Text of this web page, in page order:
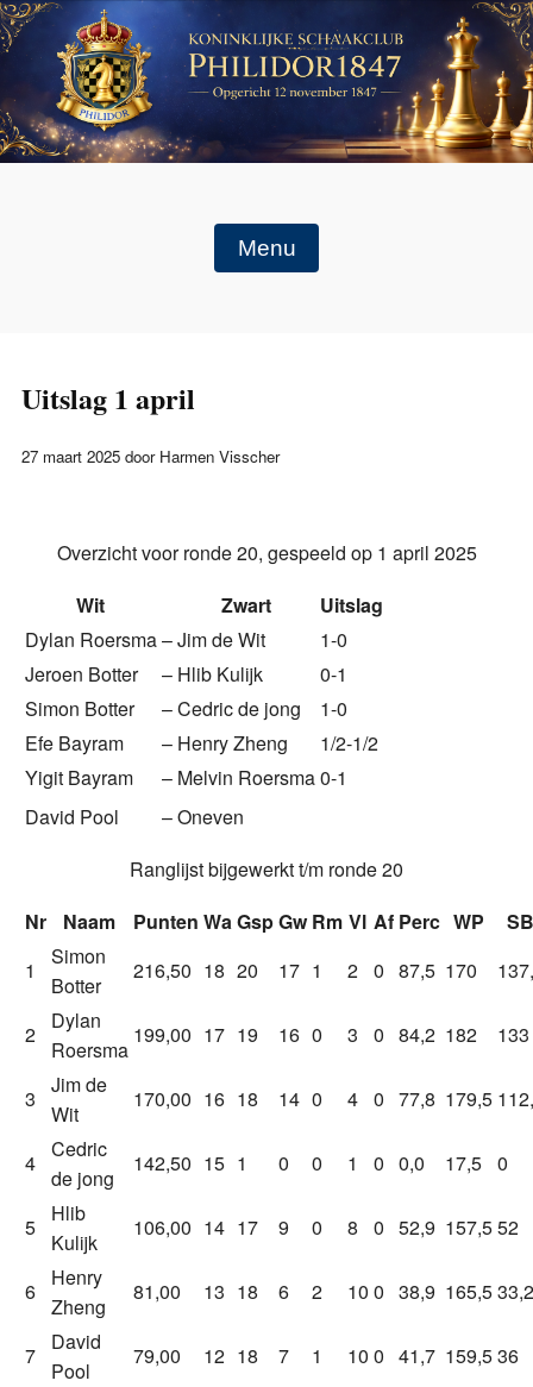
Menu
Uitslag 1 april
27 maart 2025 door Harmen Visscher
Overzicht voor ronde 20, gespeeld op 1 april 2025
Wit
Zwart
Uitslag
Dylan Roersma–Jim de Wit
1-0
Jeroen Botter
– Hlib Kulijk
0-1
Simon Botter
–Cedric de jong
1-0
Efe Bayram
– Henry Zheng
1/2-1/2
Yigit Bayram
– Melvin Roersma0-1
David Pool
–Oneven
Ranglijst bijgewerkt t/m ronde 20
Nr
Naam Punten WaGspGw Rm Vl Af Perc WP
1
Simon
Botter
216,50 18 20 17 1 2 0 87,5 170
2
Dylan
Roersma
199,00 17 19 16 0 3 0 84,2 182 133
3
Jim de
Wit
170,00 16 18 14 0 4 0 77,8 179,5
4
Cedric
de jong
142,50 15 1 0 0 1 0 0,0 17,5 0
5
Hlib
Kulijk
106,00 14 17 9 0 8 0 52,9 157,552
6
Henry
Zheng
81,00 13 18 6 2 10 0 38,9 165,5
7
David
Pool
79,00 12 18 7 1 10 0 41,7 159,536